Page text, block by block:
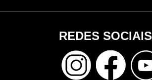
REDES SOCIAIS